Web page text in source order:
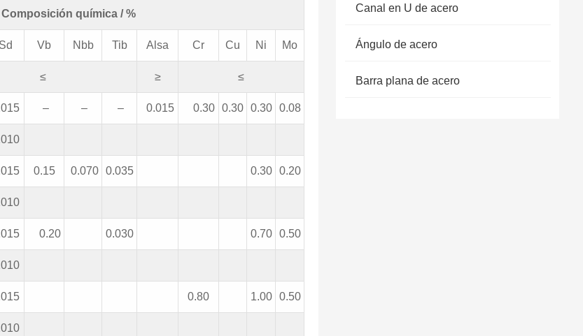
Composición química / %
Sd Vb Nbb Tib Alsa Cr Cu Ni Mo
≤ ≥ ≤
– – – 0.015 0.30 0.30 0.30 0.08
0.15 0.070 0.035 0.30 0.20
0.20 0.030 0.70 0.50
0.80 1.00 0.50
Canal en U de acero
Ángulo de acero
Barra plana de acero